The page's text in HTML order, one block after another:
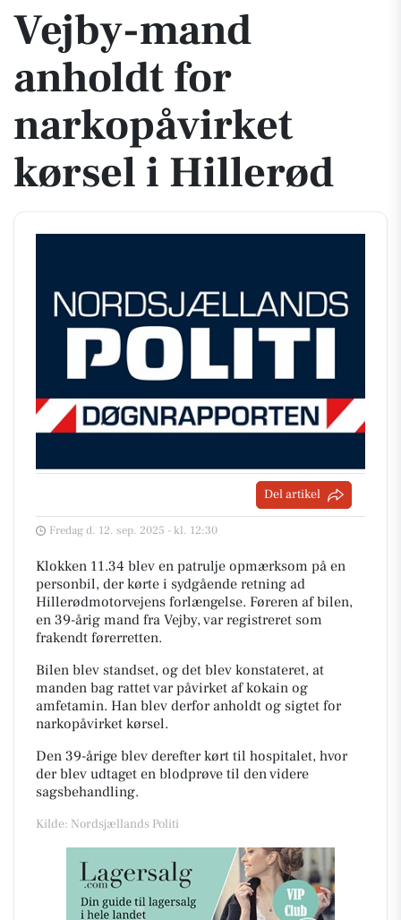
Vejby-mand
anholdt for
narkopåvirket
kørsel i Hillerød
Del artikel
Fredag d. 12. sep. 2025 - kl. 12:30
Klokken 11.34 blev en patrulje opmærksom på en
personbil, der kørte i sydgående retning ad
Hillerødmotorvejens forlængelse. Føreren af bilen,
en 39-årig mand fra Vejby, var registreret som
frakendt førerretten.
Bilen blev standset, og det blev konstateret, at
manden bag rattet var påvirket af kokain og
amfetamin. Han blev derfor anholdt og sigtet for
narkopåvirket kørsel.
Den 39-årige blev derefter kørt til hospitalet, hvor
der blev udtaget en blodprøve til den videre
sagsbehandling.
Kilde: Nordsjællands Politi